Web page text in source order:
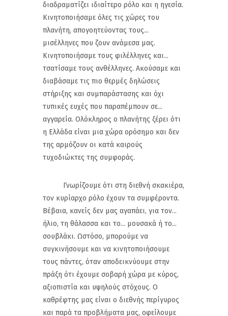
διαδραματίζει ιδιαίτερο ρόλο και η ηγεσία.
Κινητοποιήσαμε όλες τις χώρες του
πλανήτη, απογοητεύοντας τους...
μισέλληνες που ζουν ανάμεσα μας.
Κινητοποιήσαμε τους φιλέλληνες και...
τσατίσαμε τους ανθέλληνες. Ακούσαμε και
διαβάσαμε τις πιο θερμές δηλώσεις
στήριξης και συμπαράστασης και όχι
τυπικές ευχές που παραπέμπουν σε...
αγγαρεία. Ολόκληρος ο πλανήτης ξέρει ότι
η Ελλάδα είναι μια χώρα ορόσημο και δεν
της αρμόζουν οι κατά καιρούς
τυχοδιώκτες της συμφοράς.
Γνωρίζουμε ότι στη διεθνή σκακιέρα,
τον κυρίαρχο ρόλο έχουν τα συμφέροντα.
Βέβαια, κανείς δεν μας αγαπάει, για τον...
ήλιο, τη θάλασσα και το... μουσακά ή το...
σουβλάκι. Ωστόσο, μπορούμε να
συγκινήσουμε και να κινητοποιήσουμε
τους πάντες, όταν αποδεικνύουμε στην
πράξη ότι έχουμε σοβαρή χώρα με κύρος,
αξιοπιστία και υψηλούς στόχους. Ο
καθρέφτης μας είναι ο διεθνής περίγυρος
και παρά τα προβλήματα μας, οφείλουμε